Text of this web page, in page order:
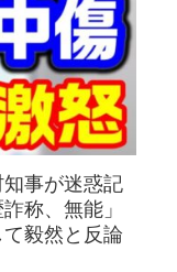
知事が迷惑記
称、無能」
毅然と反論